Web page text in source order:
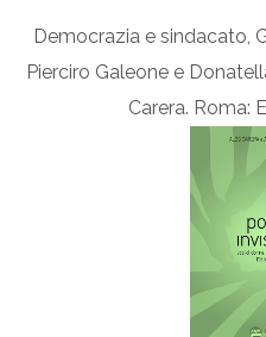
Democrazia e sindacato,
Pierciro Galeone e
Carera. Roma: